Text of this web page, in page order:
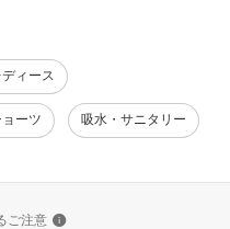
ディース
ョーツ 吸水・サニタリー
ご注意